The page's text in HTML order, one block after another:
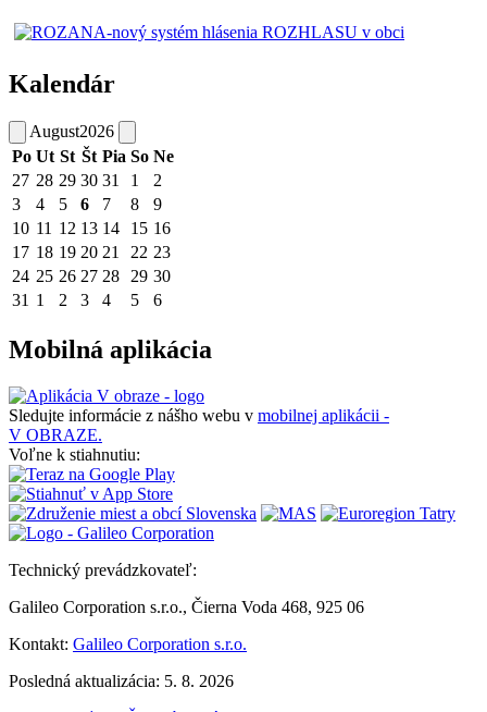
Kalendár
August2026
Po Ut St Št Pia So Ne
27 28 29 30 31 1
2
3
4 5 6 7 8
9
10 11 12 13 14 15 16
17 18 19 20 21 22 23
24 25 26 27 28 29 30
31 1 2 3 4 5 6
Mobilná aplikácia
Sledujte informácie z nášho webu v mobilnej aplikácii -
V OBRAZE.
Voľne k stiahnutiu:
Technický prevádzkovateľ:
Galileo Corporation s.r.o., Čierna Voda 468, 925 06
Kontakt: Galileo Corporation s.r.o.
Posledná aktualizácia: 5. 8. 2026